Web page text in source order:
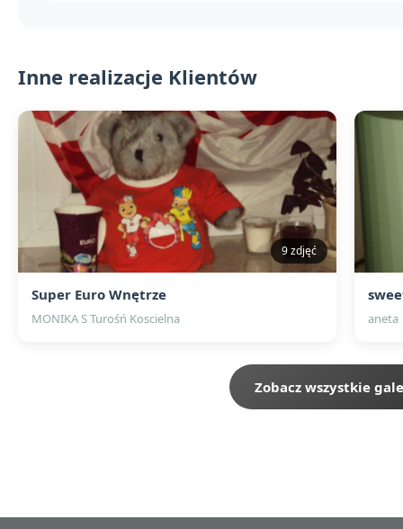
Inne realizacje Klientów
9 zdjęć
Super Euro Wnętrze
MONIKA S Turośń Koscielna aneta
Zobacz wszystkie